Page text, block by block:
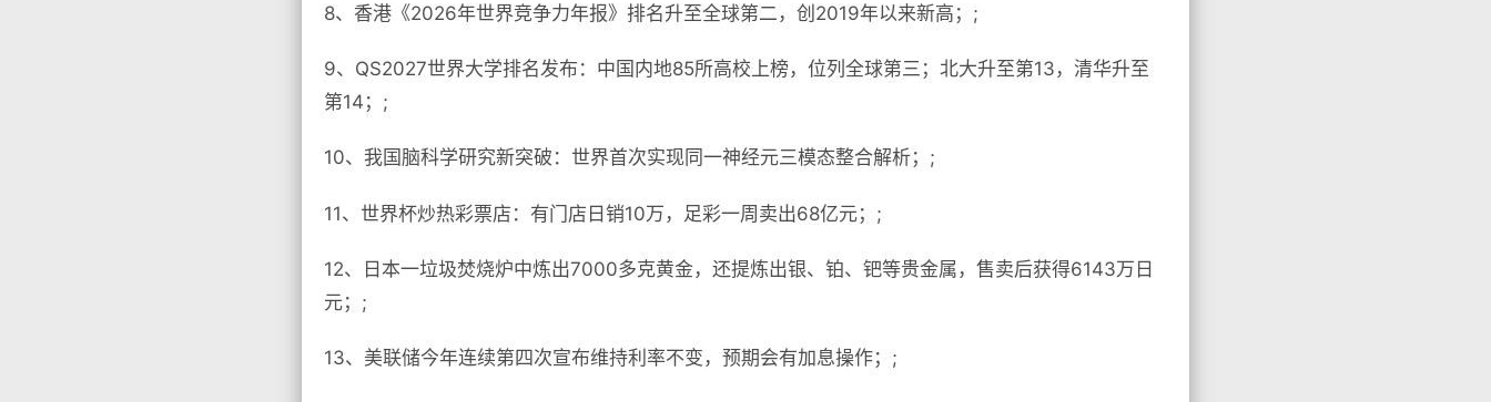
8、香港《2026年世界竞争力年报》排名升至全球第二，创2019年以来新高；;
9、QS2027世界大学排名发布：中国内地85所高校上榜，位列全球第三；北大升至第13，清华升至
第14；;
10、我国脑科学研究新突破：世界首次实现同一神经元三模态整合解析；;
11、世界杯炒热彩票店：有门店日销10万，足彩一周卖出68亿元；;
12、日本一垃圾焚烧炉中炼出7000多克黄金，还提炼出银、铂、钯等贵金属，售卖后获得6143万日
元；;
13、美联储今年连续第四次宣布维持利率不变，预期会有加息操作；;